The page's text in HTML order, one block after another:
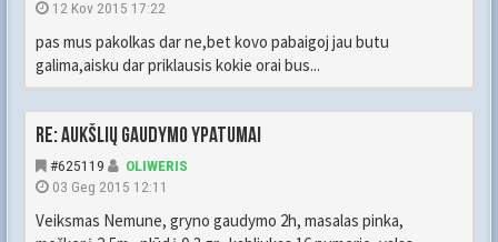
12 Kov 2015 17:22
pas mus pakolkas dar ne,bet kovo pabaigoj jau butu
galima,aisku dar priklausis kokie orai bus...
Re: Aukšlių gaudymo ypatumai
#625119
OLIWERIS
03 Geg 2015 12:11
Veiksmas Nemune, gryno gaudymo 2h, masalas pinka,